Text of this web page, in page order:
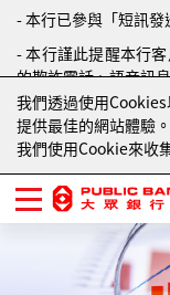
- 本行已參與「短訊
- 本行謹此提醒本行
的欺詐電話、語音訊
了解更多）
我們透過使用
提供最佳的網站體驗
我們使用Cookie來收